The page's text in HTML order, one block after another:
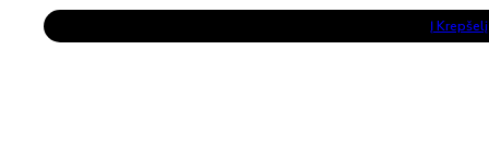
Į Krepšelį